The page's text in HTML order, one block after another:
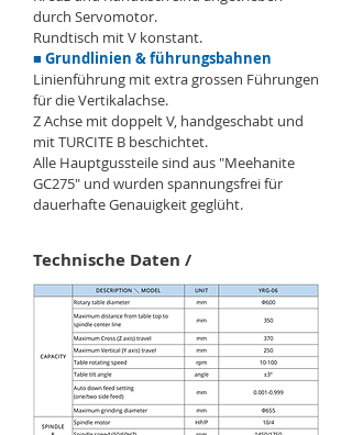
durch Servomotor.
Rundtisch mit V konstant.
■ Grundlinien & führungsbahnen
Linienführung mit extra grossen Führungen
für die Vertikalachse.
Z Achse mit doppelt V, handgeschabt und
mit TURCITE B beschichtet.
Alle Hauptgussteile sind aus "Meehanite
GC275" und wurden spannungsfrei für
dauerhafte Genauigkeit geglüht.
Technische Daten /